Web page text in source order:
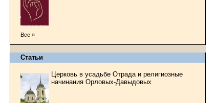
Все »
Статьи
Церковь в усадьбе Отрада и религиозные
начинания Орловых-Давыдовых